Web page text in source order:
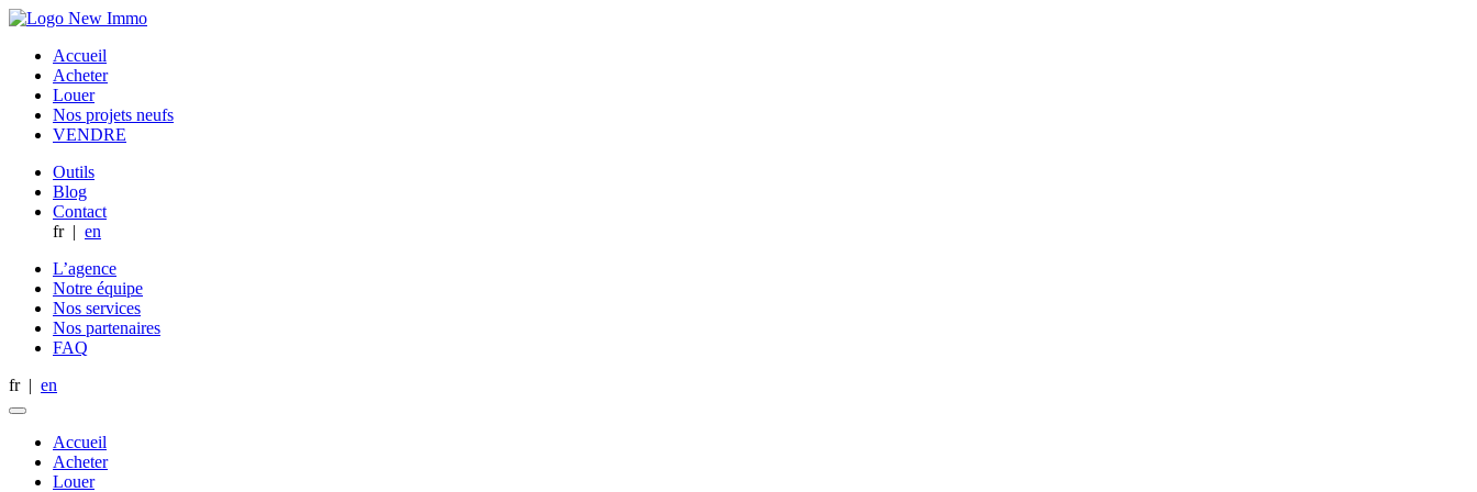
Accueil
Acheter
Louer
Nos projets neufs
VENDRE
Outils
Blog
Contact
fr | en
L’agence
Notre équipe
Nos services
Nos partenaires
FAQ
fr | en
Accueil
Acheter
Louer